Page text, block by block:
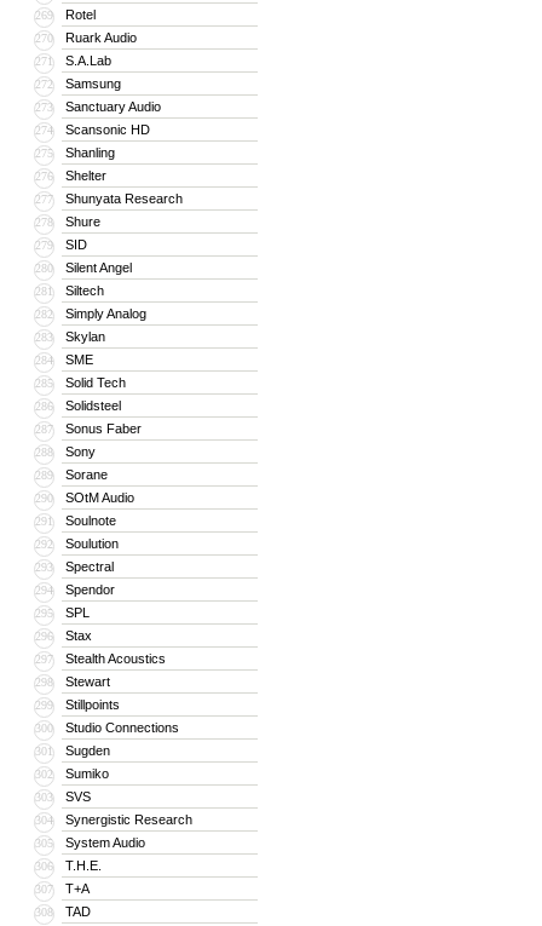
269 Rotel
270 Ruark Audio
271 S.A.Lab
272 Samsung
273 Sanctuary Audio
274 Scansonic HD
275 Shanling
276 Shelter
277 Shunyata Research
278 Shure
279 SID
280 Silent Angel
281 Siltech
282 Simply Analog
283 Skylan
284 SME
285 Solid Tech
286 Solidsteel
287 Sonus Faber
288 Sony
289 Sorane
290 SOtM Audio
291 Soulnote
292 Soulution
293 Spectral
294 Spendor
295 SPL
296 Stax
297 Stealth Acoustics
298 Stewart
299 Stillpoints
300 Studio Connections
301 Sugden
302 Sumiko
303 SVS
304 Synergistic Research
305 System Audio
306 T.H.E.
307 T+A
308 TAD